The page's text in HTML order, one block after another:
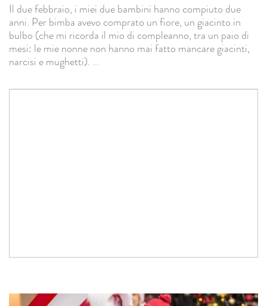
Il due febbraio, i miei due bambini hanno compiuto due
anni. Per bimba avevo comprato un fiore, un giacinto in
bulbo (che mi ricorda il mio di compleanno, tra un paio di
mesi: le mie nonne non hanno mai fatto mancare giacinti,
narcisi e mughetti). ...